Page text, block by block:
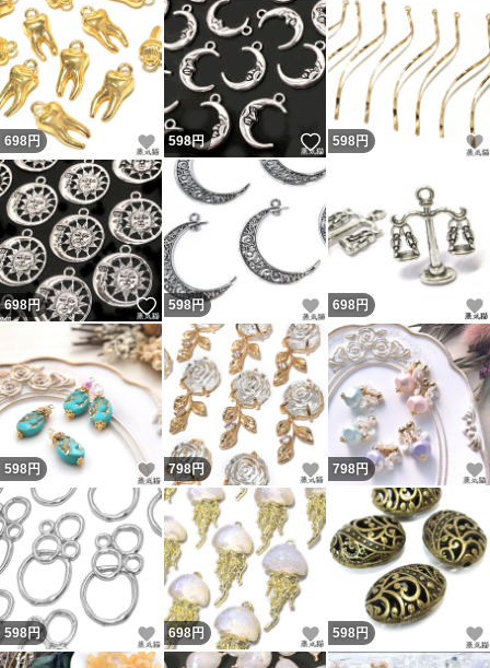
698円 いいね！
598円 いいね！
598円
698円 いいね！
598円 いいね！
698円
598円 いいね！
798円 いいね！
798円
598円 いいね！
698円 いいね！
598円